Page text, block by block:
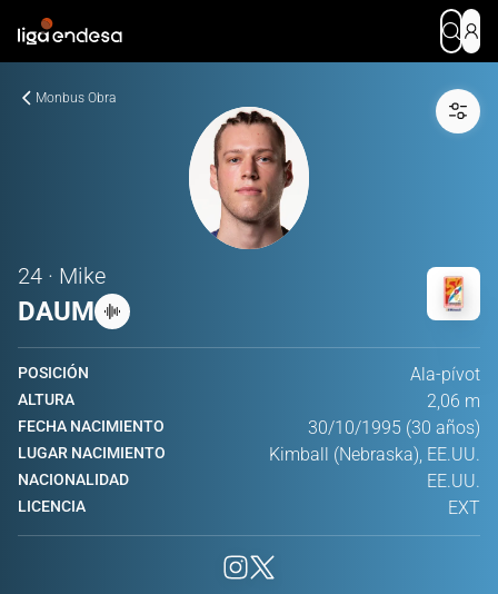
Monbus Obra
24 · Mike
DAUM
POSICIÓN Ala-pívot
ALTURA 2,06 m
FECHA NACIMIENTO 30/10/1995 (30 años)
LUGAR NACIMIENTO Kimball (Nebraska), EE.UU.
NACIONALIDAD EE.UU.
LICENCIA EXT